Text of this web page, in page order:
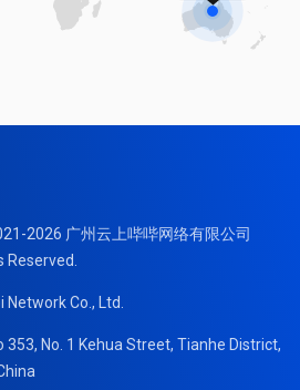
2026 广州云上哔哔网络有限公司
Reserved.
Co., Ltd.
353, No. 1 Kehua Street, Tianhe District,